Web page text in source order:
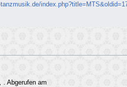
. Abgerufen am